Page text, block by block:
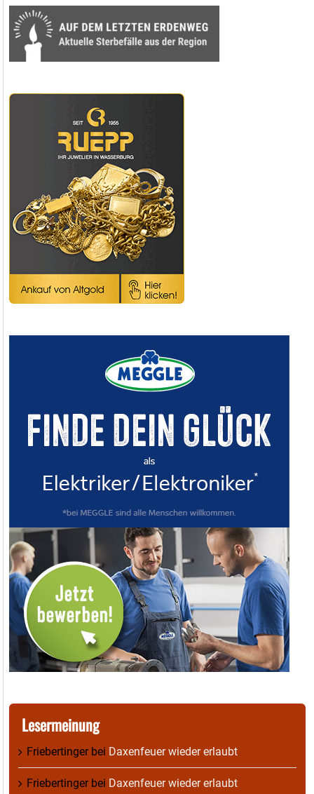
Lesermeinung
Friebertingerbei Daxenfeuer wieder erlaubt
Friebertingerbei Daxenfeuer wieder erlaubt